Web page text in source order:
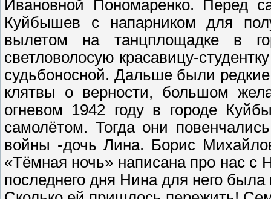
Ивановной Пономаренко. Перед
Куйбышев с напарником для
вылетом на танцплощадке в
светловолосую красавицу-
судьбоносной. Дальше были
клятвы о верности, большом
огневом 1942 году в городе
самолётом. Тогда они
войны -дочь Лина. Борис
«Тёмная ночь» написана про нас
последнего дня Нина для него